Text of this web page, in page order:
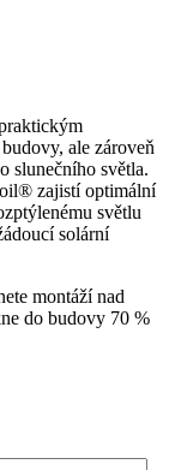
ale zároveň
slunečního světla.
zajistí optimální
světlu
solární
montáží nad
do budovy 70 %